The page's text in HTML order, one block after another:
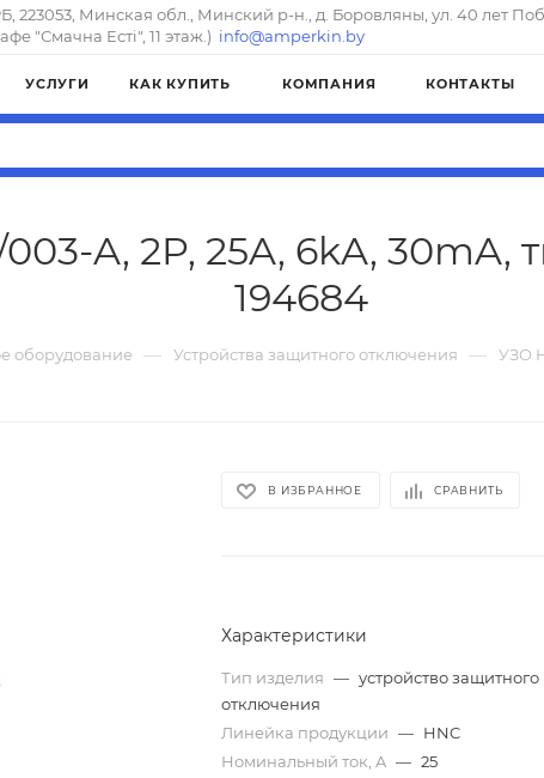
223053, Минская обл., Минский р-н., д. Боровляны, ул. 40 лет
"Смачна Естi", 11 этаж.) info@amperkin.by
УСЛУГИ КАК КУПИТЬ КОМПАНИЯ КОНТАКТЫ
A, 2P, 25A, 6kA, 30mA,
194684
оборудование — Устройства защитного отключения — УЗО
В ИЗБРАННОЕ СРАВНИТЬ
Характеристики
Тип изделия — устройство защитного
отключения
Линейка продукции — HNC
Номинальный ток, A — 25